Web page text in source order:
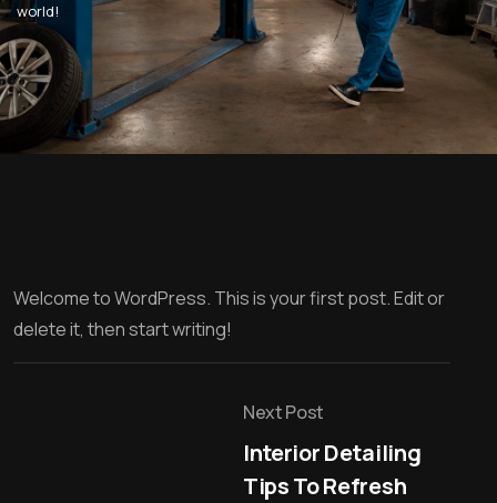
world!
Welcome to WordPress. This is your first post. Edit or
delete it, then start writing!
Next Post
Interior Detailing
Tips To Refresh